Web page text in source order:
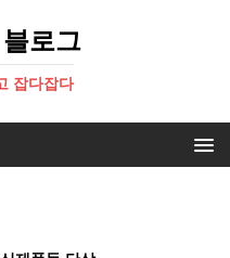
로그
잡다잡다